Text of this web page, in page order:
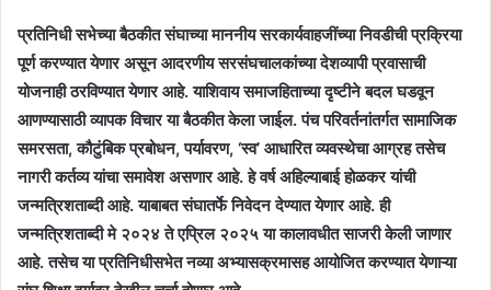
प्रतिनिधी सभेच्या बैठकीत संघाच्या माननीय सरकार्यवाहजींच्या निवडीची प्रक्रिया
पूर्ण करण्यात येणार असून आदरणीय सरसंघचालकांच्या देशव्यापी प्रवासाची
योजनाही ठरविण्यात येणार आहे. याशिवाय समाजहिताच्या दृष्टीने बदल घडवून
आणण्यासाठी व्यापक विचार या बैठकीत केला जाईल. पंच परिवर्तनांतर्गत सामाजिक
समरसता, कौटुंबिक प्रबोधन, पर्यावरण, ‘स्व’ आधारित व्यवस्थेचा आग्रह तसेच
नागरी कर्तव्य यांचा समावेश असणार आहे. हे वर्ष अहिल्याबाई होळकर यांची
जन्मत्रिशताब्दी आहे. याबाबत संघातर्फे निवेदन देण्यात येणार आहे. ही
जन्मत्रिशताब्दी मे २०२४ ते एप्रिल २०२५ या कालावधीत साजरी केली जाणार
आहे. तसेच या प्रतिनिधीसभेत नव्या अभ्यासक्रमासह आयोजित करण्यात येणाऱ्या